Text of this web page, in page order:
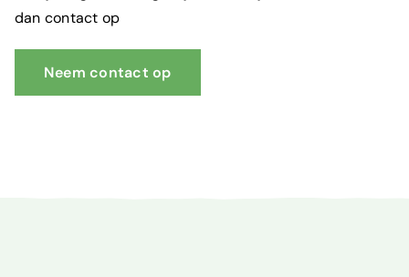
dan contact op
Neem contact op